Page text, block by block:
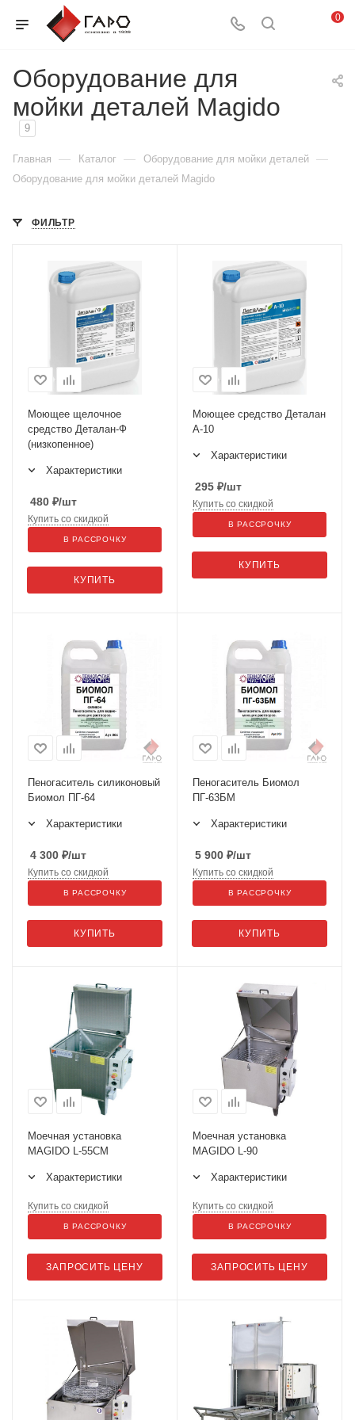
0
Оборудование для
мойки деталей Magido
9
Главная — Каталог — Оборудование для мойки деталей —
Оборудование для мойки деталей Magido
ФИЛЬТР
Моющее щелочное
средство Деталан-Ф
(низкопенное)
Характеристики
480 ₽/шт
КУПИТЬ
Купить со скидкой
В РАССРОЧКУ
Моющее средство Деталан
А-10
Характеристики
295 ₽/шт
КУПИТЬ
Купить со скидкой
В РАССРОЧКУ
Пеногаситель силиконовый
Биомол ПГ-64
Характеристики
4 300 ₽/шт
КУПИТЬ
Купить со скидкой
В РАССРОЧКУ
Пеногаситель Биомол
ПГ-63БМ
Характеристики
5 900 ₽/шт
КУПИТЬ
Купить со скидкой
В РАССРОЧКУ
Моечная установка
MAGIDO L-55СМ
Характеристики
ЗАПРОСИТЬ ЦЕНУ
Купить со скидкой
В РАССРОЧКУ
Моечная установка
MAGIDO L-90
Характеристики
ЗАПРОСИТЬ ЦЕНУ
Купить со скидкой
В РАССРОЧКУ